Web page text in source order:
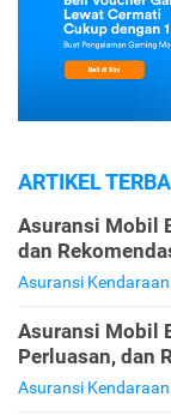
ARTIKEL
Asuransi Mobil
dan
Asuransi Kendaraan
Asuransi Mobil
Perluasan, dan
Asuransi Kendaraan